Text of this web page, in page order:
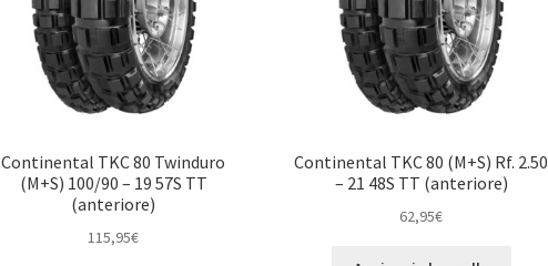
Continental TKC 80 Twinduro
(M+S) 100/90 – 19 57S TT
(anteriore)
115,95€
Continental TKC 80 (M+S) Rf. 2.50
– 21 48S TT (anteriore)
62,95€